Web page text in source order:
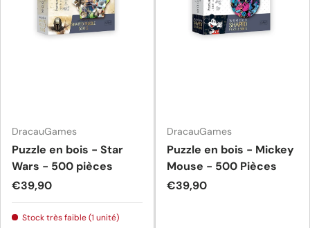
DracauGames
Puzzle en bois - Star
Wars - 500 pièces
Prix habituel
€39,90
Stock très faible (1 unité)
DracauGames
Puzzle en bois - Mickey
Mouse - 500 Pièces
Prix habituel
€39,90